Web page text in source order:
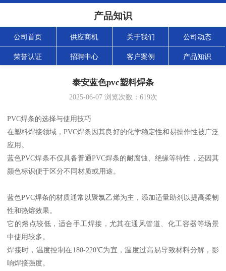
产品知识
公司首页 供应商机 关于我们 公司动态
荣誉认证 招聘中心 客户案例 产品知识
泰安蓝色pvc塑料焊条
2025-06-07浏览次数： 619次
PVC焊条的选择与使用技巧
在塑料焊接领域，PVC焊条因其良好的化学稳定性和易操作性被广泛
应用。
蓝色PVC焊条不仅具备普通PVC焊条的耐腐蚀、绝缘等特性，还因其
颜色标识便于区分不同材质或用途。
蓝色PVC焊条的材质通常以聚氯乙烯为主，添加适量助剂以提高柔韧
性和热熔效果。
它的熔点较低，适合手工焊接，尤其在通风管道、化工容器等场景
中使用较多。
焊接时，温度控制在180-220℃为宜，温度过高易导致材料分解，影
响焊接强度。